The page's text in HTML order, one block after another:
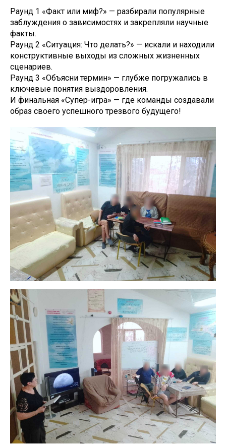
Раунд 1 «Факт или миф?» — разбирали популярные
заблуждения о зависимостях и закрепляли научные
факты.
Раунд 2 «Ситуация: Что делать?» — искали и находили
конструктивные выходы из сложных жизненных
сценариев.
Раунд 3 «Объясни термин» — глубже погружались в
ключевые понятия выздоровления.
И финальная «Супер-игра» — где команды создавали
образ своего успешного трезвого будущего!